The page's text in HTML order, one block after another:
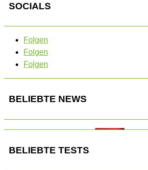
SOCIALS
Folgen
Folgen
Folgen
BELIEBTE NEWS
BELIEBTE TESTS